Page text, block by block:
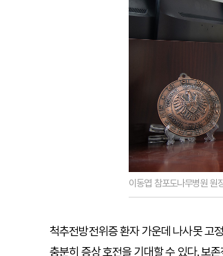
이동엽 참포도나무병원 원
척추전방전위증 환자 가운데 나사못 고
충분히 증상 호전을 기대할 수 있다. 보